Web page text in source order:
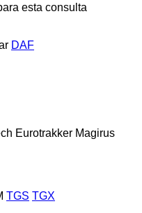
esta consulta
DAF
Eurotrakker Magirus
TGS TGX